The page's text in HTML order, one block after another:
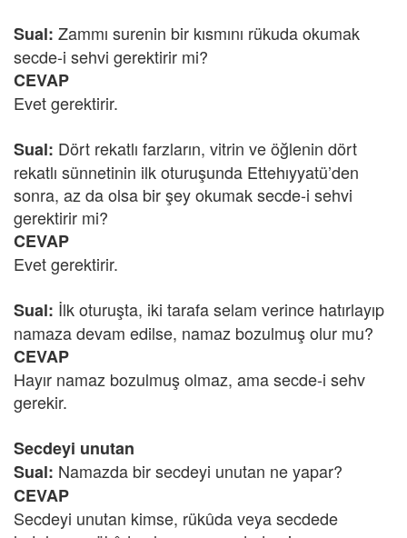
Sual: Zammı surenin bir kısmını rükuda okumak
secde-i sehvi gerektirir mi?
CEVAP
Evet gerektirir.
Sual: Dört rekatlı farzların, vitrin ve öğlenin dört
rekatlı sünnetinin ilk oturuşunda Ettehıyyatü’den
sonra, az da olsa bir şey okumak secde-i sehvi
gerektirir mi?
CEVAP
Evet gerektirir.
Sual: İlk oturuşta, iki tarafa selam verince hatırlayıp
namaza devam edilse, namaz bozulmuş olur mu?
CEVAP
Hayır namaz bozulmuş olmaz, ama secde-i sehv
gerekir.
Secdeyi unutan
Sual: Namazda bir secdeyi unutan ne yapar?
CEVAP
Secdeyi unutan kimse, rükûda veya secdede